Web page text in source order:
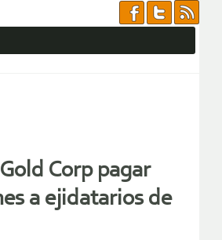
Corp pagar
a ejidatarios de